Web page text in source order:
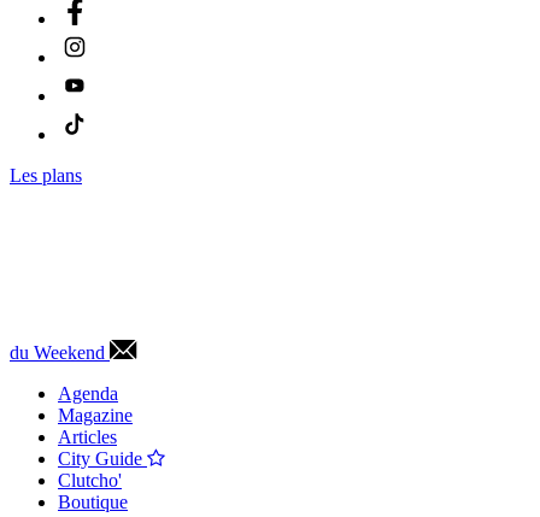
Les plans
du Weekend
Agenda
Magazine
Articles
City Guide
Clutcho'
Boutique